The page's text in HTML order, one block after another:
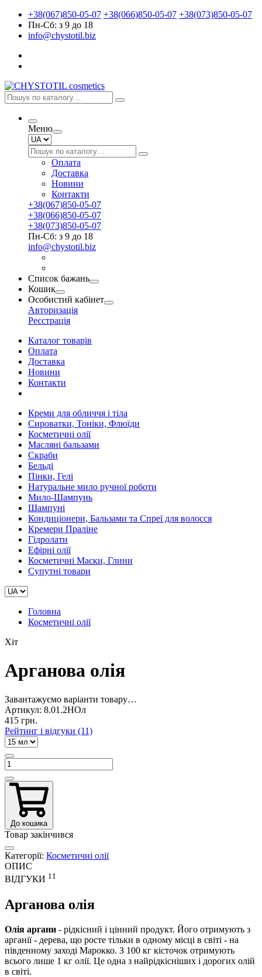
+38(067)850-05-07 +38(066)850-05-07 +38(073)850-05-07
Пн-Сб: з 9 до 18
info@chystotil.biz
Меню
Оплата
Доставка
Новини
Контакти
+38(067)850-05-07
+38(066)850-05-07
+38(073)850-05-07
Пн-Сб: з 9 до 18
info@chystotil.biz
Список бажань
Кошик
Особистий кабінет
Авторизація
Реєстрація
Каталог товарів
Оплата
Доставка
Новини
Контакти
Креми для обличчя і тіла
Сироватки, Тоніки, Флюїди
Косметичні олії
Масляні бальзами
Скраби
Бельді
Пінки, Гелі
Натуральне мило ручної роботи
Мило-Шампунь
Шампуні
Кондиціонери, Бальзами та Спреї для волосся
Кремери Праліне
Гідролати
Ефірні олії
Косметичні Маски, Глини
Супутні товари
Головна
Косметичні олії
Хіт
Арганова олія
Завантажуємо варіанти товару…
Артикул: 8.01.2НОл
415 грн.
Рейтинг і відгуки (11)
До кошика
Товар закінчився
Категорії: Косметичні олії
ОПИС
ВІДГУКИ 11
Арганова олія
Олія аргани - рідкісний і цінний продукт. Його отримують з
арганії - дерева, що росте тільки в одному місці в світі - на
південному заході Марокко. З 100 кг кісточок отримують
всього лише 1 кг олії. Це одна з найрідкісніших і дорогих олій
в світі.